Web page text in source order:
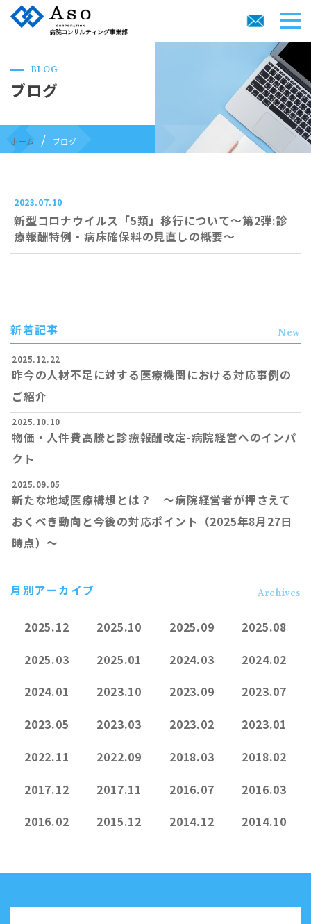
BLOG
ブログ
ホーム ブログ
2023.07.10
新型コロナウイルス「5類」移行について～第2弾:診
療報酬特例・病床確保料の見直しの概要～
新着記事 New
2025.12.22
昨今の人材不足に対する医療機関における対応事例の
ご紹介
2025.10.10
物価・人件費高騰と診療報酬改定-病院経営へのインパ
クト
2025.09.05
新たな地域医療構想とは？ ～病院経営者が押さえて
おくべき動向と今後の対応ポイント（2025年8月27日
時点）～
月別アーカイブ Archives
2025.12 2025.10 2025.09 2025.08
2025.03 2025.01 2024.03 2024.02
2024.01 2023.10 2023.09 2023.07
2023.05 2023.03 2023.02 2023.01
2022.11 2022.09 2018.03 2018.02
2017.12 2017.11 2016.07 2016.03
2016.02 2015.12 2014.12 2014.10